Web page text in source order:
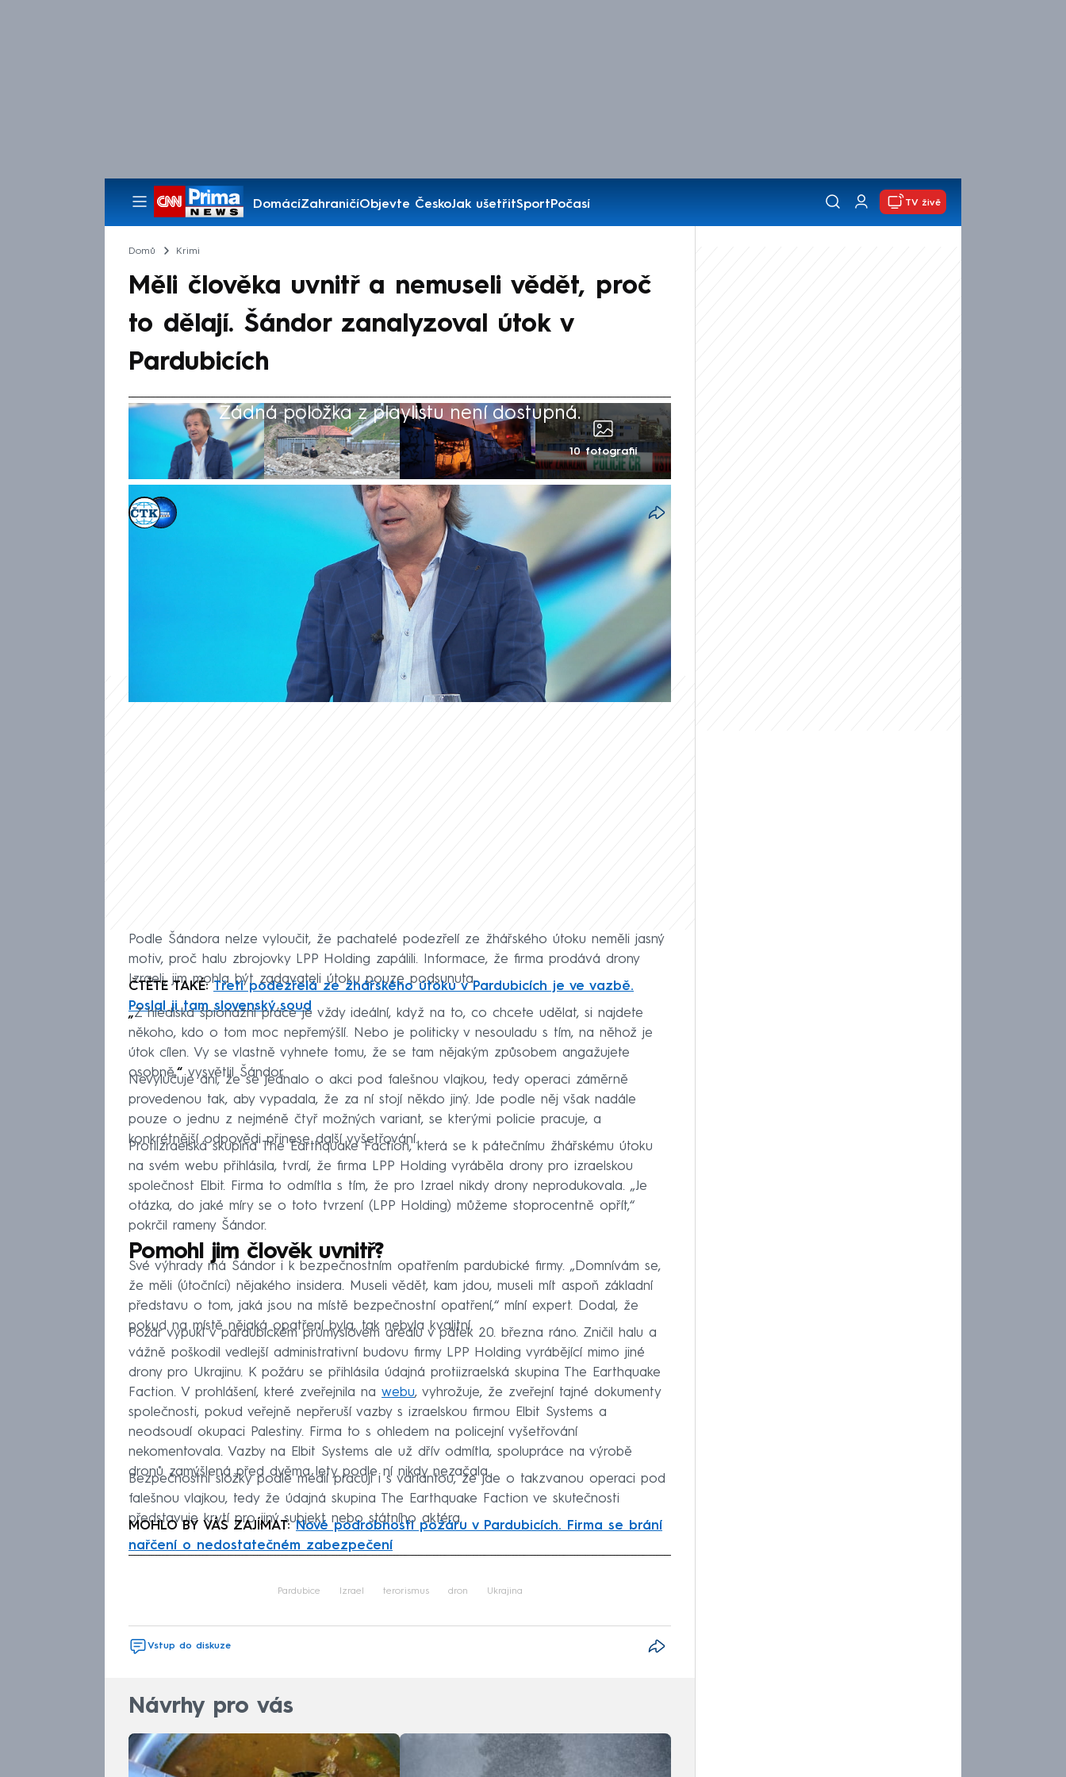
DomácíZahraničíObjevte ČeskoJak ušetřitSportPočasí
Pořady
TV živě
Domů Krimi
Měli člověka uvnitř a nemuseli vědět, proč
to dělají. Šándor zanalyzoval útok v
Pardubicích
Žádná položka z playlistu není dostupná.
10 fotografií
ČTK
26. bře 2026, 19:10
Samotní útočníci podezřelí z pátečního žhářského útoku v Pardubicích
nemuseli vědět, proč čin spáchali. V pořadu Nový den ve vysílání CNN
Prima NEWS to řekl vojenský expert a bezpečnostní poradce Andor
Šándor. Dále upozornil, že pachatelé zřejmě měli „svého člověka
Podle Šándora nelze vyloučit, že pachatelé podezřelí ze žhářského útoku neměli jasný
motiv, proč halu zbrojovky LPP Holding zapálili. Informace, že firma prodává drony
Izraeli, jim mohla být zadavateli útoku pouze podsunuta.
ČTĚTE TAKÉ:Třetí podezřelá ze žhářského útoku v Pardubicích je ve vazbě.
Poslal ji tam slovenský soud
„Z hlediska špionážní práce je vždy ideální, když na to, co chcete udělat, si najdete
někoho, kdo o tom moc nepřemýšlí. Nebo je politicky v nesouladu s tím, na něhož je
útok cílen. Vy se vlastně vyhnete tomu, že se tam nějakým způsobem angažujete
osobně,“vysvětlil Šándor.
Nevylučuje ani, že se jednalo o akci pod falešnou vlajkou, tedy operaci záměrně
provedenou tak, aby vypadala, že za ní stojí někdo jiný. Jde podle něj však nadále
pouze o jednu z nejméně čtyř možných variant, se kterými policie pracuje, a
konkrétnější odpovědi přinese další vyšetřování.
Protiizraelská skupina The Earthquake Faction, která se k pátečnímu žhářskému útoku
na svém webu přihlásila, tvrdí, že firma LPP Holding vyráběla drony pro izraelskou
společnost Elbit. Firma to odmítla s tím, že pro Izrael nikdy drony neprodukovala. „Je
otázka, do jaké míry se o toto tvrzení (LPP Holding) můžeme stoprocentně opřít,“
pokrčil rameny Šándor.
Pomohl jim člověk uvnitř?
Své výhrady má Šándor i k bezpečnostním opatřením pardubické firmy. „Domnívám se,
že měli (útočníci) nějakého insidera. Museli vědět, kam jdou, museli mít aspoň základní
představu o tom, jaká jsou na místě bezpečnostní opatření,“ míní expert. Dodal, že
pokud na místě nějaká opatření byla, tak nebyla kvalitní.
Požár vypukl v pardubickém průmyslovém areálu v pátek 20. března ráno. Zničil halu a
vážně poškodil vedlejší administrativní budovu firmy LPP Holding vyrábějící mimo jiné
drony pro Ukrajinu. K požáru se přihlásila údajná protiizraelská skupina The Earthquake
Faction. V prohlášení, které zveřejnila na webu, vyhrožuje, že zveřejní tajné dokumenty
společnosti, pokud veřejně nepřeruší vazby s izraelskou firmou Elbit Systems a
neodsoudí okupaci Palestiny. Firma to s ohledem na policejní vyšetřování
nekomentovala. Vazby na Elbit Systems ale už dřív odmítla, spolupráce na výrobě
dronů zamýšlená před dvěma lety podle ní nikdy nezačala.
Bezpečnostní složky podle médií pracují i s variantou, že jde o takzvanou operaci pod
falešnou vlajkou, tedy že údajná skupina The Earthquake Faction ve skutečnosti
představuje krytí pro jiný subjekt nebo státního aktéra.
MOHLO BY VÁS ZAJÍMAT:Nové podrobnosti požáru v Pardubicích. Firma se brání
nařčení o nedostatečném zabezpečení
Pardubice Izrael terorismus dron Ukrajina
Vstup do diskuze
Návrhy pro vás